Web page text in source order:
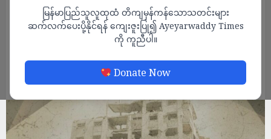
မြန်မာပြည်သူလူထုထံ တိကျမှန်ကန်သောသတင်းများ
ဆက်လက်ပေးပို့နိုင်ရန် ကျေးဇူးပြု၍ Ayeyarwaddy Times
ကို ကူညီပါ။
Donate Now
နိုင်ငံတကာ
အစ္စရေးက အီရန်အပါအဝင် မကောင်းဆိုးဝါး
နိုင်ငံတွေနဲ့ မျက်နှာစာပေါင်းစုံမှာ စစ်ဖြစ်နေဟု
ဝန်ကြီးချုပ် နေတန်ယာဟု ပြော
ADMIN AUGUST 7, 2024